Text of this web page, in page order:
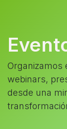
Organizamos
webinars,
desde una